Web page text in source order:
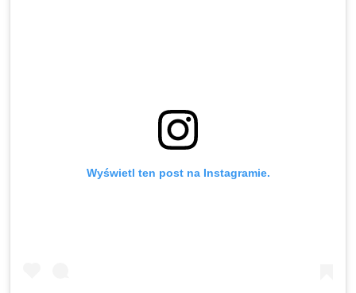
Wyświetl ten post na Instagramie.